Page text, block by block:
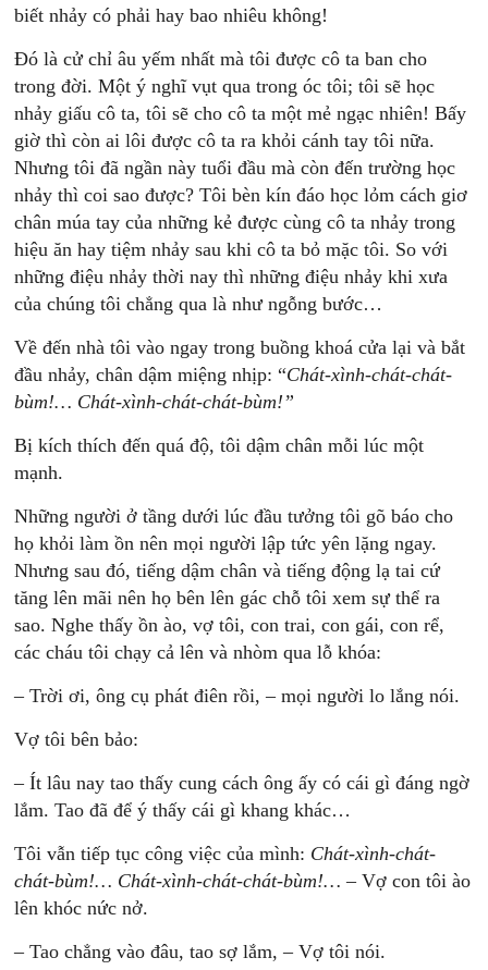
biết nhảy có phải hay bao nhiêu không!
Đó là cử chỉ âu yếm nhất mà tôi được cô ta ban cho
trong đời. Một ý nghĩ vụt qua trong óc tôi; tôi sẽ học
nhảy giấu cô ta, tôi sẽ cho cô ta một mẻ ngạc nhiên! Bấy
giờ thì còn ai lôi được cô ta ra khỏi cánh tay tôi nữa.
Nhưng tôi đã ngần này tuổi đầu mà còn đến trường học
nhảy thì coi sao được? Tôi bèn kín đáo học lỏm cách giơ
chân múa tay của những kẻ được cùng cô ta nhảy trong
hiệu ăn hay tiệm nhảy sau khi cô ta bỏ mặc tôi. So với
những điệu nhảy thời nay thì những điệu nhảy khi xưa
của chúng tôi chẳng qua là như ngỗng bước…
Về đến nhà tôi vào ngay trong buồng khoá cửa lại và bắt
đầu nhảy, chân dậm miệng nhịp: “Chát-xình-chát-chát-
bùm!… Chát-xình-chát-chát-bùm!”
Bị kích thích đến quá độ, tôi dậm chân mỗi lúc một
mạnh.
Những người ở tầng dưới lúc đầu tưởng tôi gõ báo cho
họ khỏi làm ồn nên mọi người lập tức yên lặng ngay.
Nhưng sau đó, tiếng dậm chân và tiếng động lạ tai cứ
tăng lên mãi nên họ bên lên gác chỗ tôi xem sự thể ra
sao. Nghe thấy ồn ào, vợ tôi, con trai, con gái, con rể,
các cháu tôi chạy cả lên và nhòm qua lỗ khóa:
– Trời ơi, ông cụ phát điên rồi, – mọi người lo lắng nói.
Vợ tôi bên bảo:
– Ít lâu nay tao thấy cung cách ông ấy có cái gì đáng ngờ
lắm. Tao đã để ý thấy cái gì khang khác…
Tôi vẫn tiếp tục công việc của mình: Chát-xình-chát-
chát-bùm!… Chát-xình-chát-chát-bùm!… – Vợ con tôi ào
lên khóc nức nở.
– Tao chẳng vào đâu, tao sợ lắm, – Vợ tôi nói.